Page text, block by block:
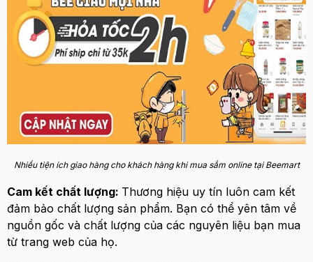
Nhiều tiện ích giao hàng cho khách hàng khi mua sắm online tại Beemart
Cam kết chất lượng: Thương hiệu uy tín luôn cam kết
đảm bảo chất lượng sản phẩm. Bạn có thể yên tâm về
nguồn gốc và chất lượng của các nguyên liệu bạn mua
từ trang web của họ.